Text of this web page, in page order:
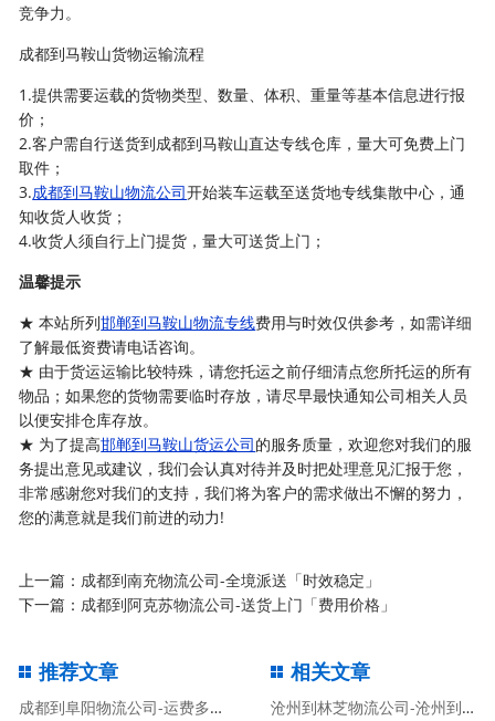
竞争力。
成都到马鞍山货物运输流程
1.提供需要运载的货物类型、数量、体积、重量等基本信息进行报
价；
2.客户需自行送货到成都到马鞍山直达专线仓库，量大可免费上门
取件；
3.成都到马鞍山物流公司开始装车运载至送货地专线集散中心，通
知收货人收货；
4.收货人须自行上门提货，量大可送货上门；
温馨提示
★ 本站所列邯郸到马鞍山物流专线费用与时效仅供参考，如需详细
了解最低资费请电话咨询。
★ 由于货运运输比较特殊，请您托运之前仔细清点您所托运的所有
物品；如果您的货物需要临时存放，请尽早最快通知公司相关人员
以便安排仓库存放。
★ 为了提高邯郸到马鞍山货运公司的服务质量，欢迎您对我们的服
务提出意见或建议，我们会认真对待并及时把处理意见汇报于您，
非常感谢您对我们的支持，我们将为客户的需求做出不懈的努力，
您的满意就是我们前进的动力!
上一篇： 成都到南充物流公司-全境派送「时效稳定」
下一篇： 成都到阿克苏物流公司-送货上门「费用价格」
推荐文章
成都到阜阳物流公司-运费多少「服务周到」
相关文章
沧州到林芝物流公司-沧州到林芝货运专线